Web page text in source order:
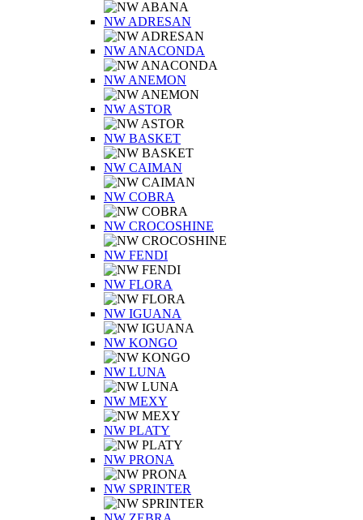
NW ADRESAN
NW ANACONDA
NW ANEMON
NW ASTOR
NW BASKET
NW CAIMAN
NW COBRA
NW CROCOSHINE
NW FENDI
NW FLORA
NW IGUANA
NW KONGO
NW LUNA
NW MEXY
NW PLATY
NW PRONA
NW SPRINTER